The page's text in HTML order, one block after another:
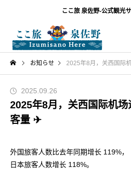
ここ旅 泉佐野-公式観光
お知らせ 2025年8月，关西国际
2025年8月，关西国际机
客量 ✈
2025.09.26
外国旅客人数比去年同期增长 119%，
日本旅客人数增长 118%。